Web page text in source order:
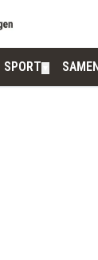
SPORT